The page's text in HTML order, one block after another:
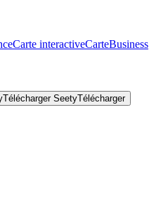
Carte interactiveCarteBusiness
Télécharger SeetyTélécharger